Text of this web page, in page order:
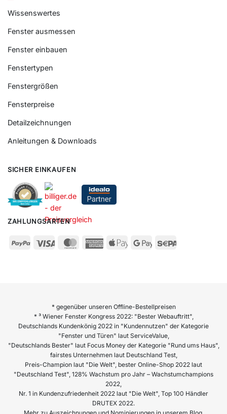
Wissenswertes
Fenster ausmessen
Fenster einbauen
Fenstertypen
Fenstergrößen
Fensterpreise
Detailzeichnungen
Anleitungen & Downloads
SICHER EINKAUFEN
ZAHLUNGSARTEN
* gegenüber unseren Offline-Bestellpreisen
* ³ Wiener Fenster Kongress 2022: "Bester Webauftritt",
Deutschlands Kundenkönig 2022 in "Kundennutzen" der Kategorie
"Fenster und Türen" laut ServiceValue,
"Deutschlands Bester" laut Focus Money der Kategorie "Rund ums Haus",
fairstes Unternehmen laut Deutschland Test,
Preis-Champion laut "Die Welt", bester Online-Shop 2022 laut
"Deutschland Test", 128% Wachstum pro Jahr – Wachstumchampions
2022,
Nr. 1 in Kundenzufriedenheit 2022 laut "Die Welt", Top 100 Händler
DRUTEX 2022.